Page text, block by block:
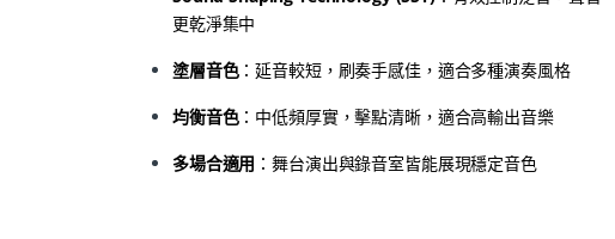
更乾淨集中
塗層音色：延音較短，刷奏手感佳，適合多種演奏風格
均衡音色：中低頻厚實，擊點清晰，適合高輸出音樂
多場合適用 ：舞台演出與錄音室皆能展現穩定音色